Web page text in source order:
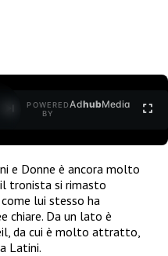
POWERED
BY
AdhubMedia
e Donne è ancora molto
tronista si rimasto
lui stesso ha
chiare. Da un lato è
da cui è molto attratto,
Latini.